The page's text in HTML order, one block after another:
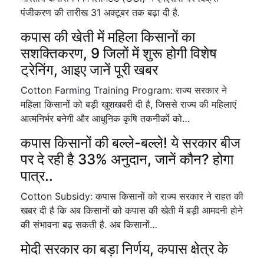
पंजीकरण की तारीख 31 अक्टूबर तक बढ़ा दी है.
कपास की खेती में महिला किसानों का
सशक्तिकरण, 9 जिलों में शुरू होगी विशेष
ट्रेनिंग, आइए जानें पूरी खबर
Cotton Farming Training Program: राज्य सरकार ने
महिला किसानों को बड़ी खुशखबरी दी है, जिससे राज्य की महिलाएं
आत्मनिर्भर बनेगी और आधुनिक कृषि तकनीकों को…
कपास किसानों की बल्ले-बल्ले! ये सरकार बीज
पर दे रही है 33% अनुदान, जानें कौन? होगा
पात्र..
Cotton Subsidy: कपास किसानों को राज्य सरकार ने राहत की
खबर दी है कि अब किसानों को कपास की खेती में बड़ी आमदनी होने
की संभावना बढ़ सकती है. अब किसानों…
मोदी सरकार का बड़ा निर्णय, कपास क्षेत्र के